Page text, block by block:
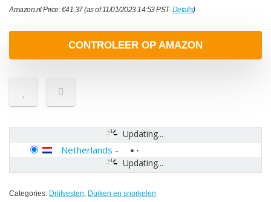
Amazon.nl Price:€41.37(as of 11/01/2023 14:53 PST-Details)
CONTROLEER OP AMAZON
Updating...
Updating...
Netherlands -
Categories: Drijfvesten, Duiken en snorkelen